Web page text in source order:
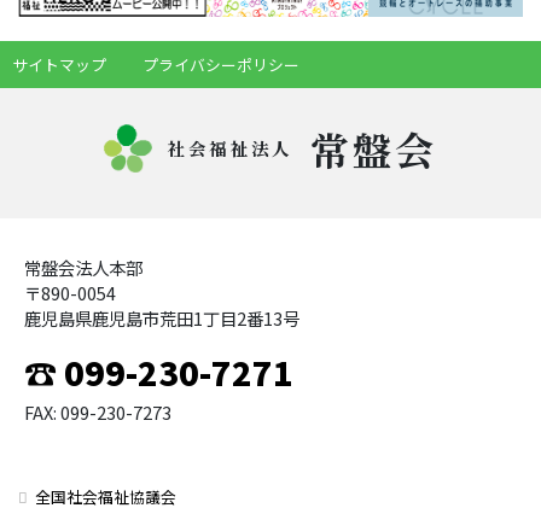
サイトマップ プライバシーポリシー
社会福祉法人 常盤会
常盤会法人本部
〒890-0054
鹿児島県鹿児島市荒田1丁目2番13号
☎ 099-230-7271
FAX: 099-230-7273
全国社会福祉協議会